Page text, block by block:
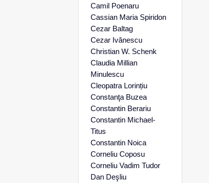
Camil Poenaru
Cassian Maria Spiridon
Cezar Baltag
Cezar Ivănescu
Christian W. Schenk
Claudia Millian
Minulescu
Cleopatra Lorințiu
Constanţa Buzea
Constantin Berariu
Constantin Michael-
Titus
Constantin Noica
Corneliu Coposu
Corneliu Vadim Tudor
Dan Deşliu